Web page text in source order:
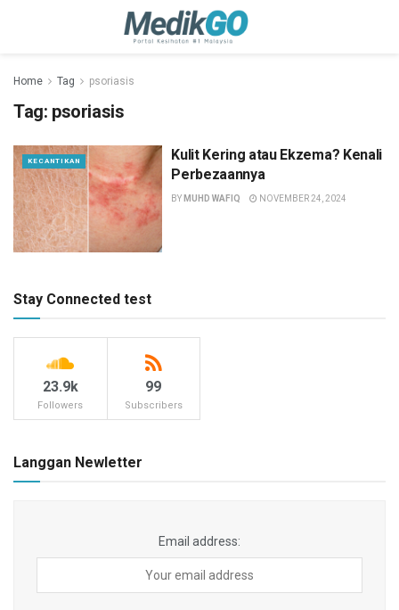
Home Tag psoriasis
Tag: psoriasis
KECANTIKAN
Kulit Kering atau Ekzema? Kenali
Perbezaannya
BY MUHD WAFIQ NOVEMBER 24, 2024
Stay Connected test
23.9k
Followers
99
Subscribers
Langgan Newletter
Email address: